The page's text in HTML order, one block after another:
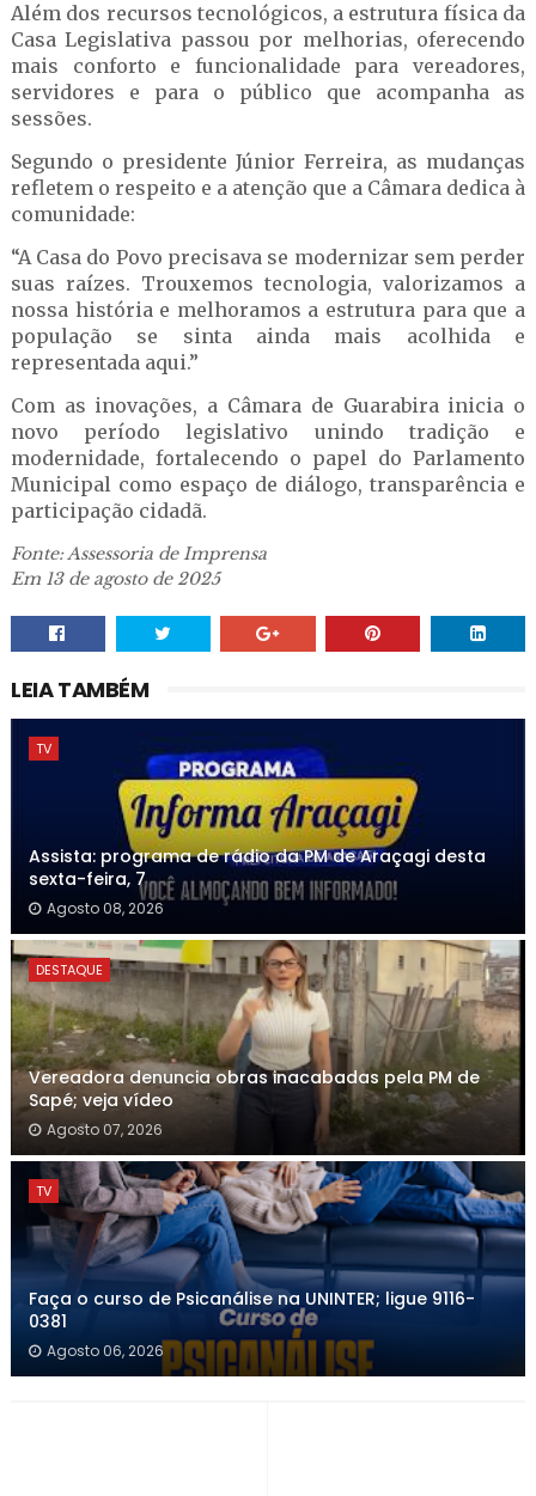
Além dos recursos tecnológicos, a estrutura física da
Casa Legislativa passou por melhorias, oferecendo
mais conforto e funcionalidade para vereadores,
servidores e para o público que acompanha as
sessões.
Segundo o presidente Júnior Ferreira, as mudanças
refletem o respeito e a atenção que a Câmara dedica à
comunidade:
“A Casa do Povo precisava se modernizar sem perder
suas raízes. Trouxemos tecnologia, valorizamos a
nossa história e melhoramos a estrutura para que a
população se sinta ainda mais acolhida e
representada aqui.”
Com as inovações, a Câmara de Guarabira inicia o
novo período legislativo unindo tradição e
modernidade, fortalecendo o papel do Parlamento
Municipal como espaço de diálogo, transparência e
participação cidadã.
Fonte: Assessoria de Imprensa
Em 13 de agosto de 2025
LEIA TAMBÉM
TV
Assista: programa de rádio da PM de Araçagi desta
sexta-feira, 7
Agosto 08, 2026
DESTAQUE
Vereadora denuncia obras inacabadas pela PM de
Sapé; veja vídeo
Agosto 07, 2026
TV
Faça o curso de Psicanálise na UNINTER; ligue 9116-
0381
Agosto 06, 2026